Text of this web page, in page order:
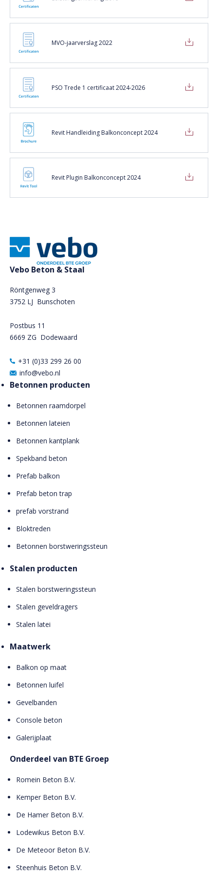
MVO-jaarverslag 2022
PSO Trede 1 certificaat 2024-2026
Revit Handleiding Balkonconcept 2024
Revit Plugin Balkonconcept 2024
Vebo Beton & Staal
Röntgenweg 3
3752 LJ Bunschoten
Postbus 11
6669 ZG Dodewaard
+31 (0)33 299 26 00
info@vebo.nl
Betonnen producten
Betonnen raamdorpel
Betonnen lateien
Betonnen kantplank
Spekband beton
Prefab balkon
Prefab beton trap
prefab vorstrand
Bloktreden
Betonnen borstweringssteun
Stalen producten
Stalen borstweringssteun
Stalen geveldragers
Stalen latei
Maatwerk
Balkon op maat
Betonnen luifel
Gevelbanden
Console beton
Galerijplaat
Onderdeel van BTE Groep
Romein Beton B.V.
Kemper Beton B.V.
De Hamer Beton B.V.
Lodewikus Beton B.V.
De Meteoor Beton B.V.
Steenhuis Beton B.V.